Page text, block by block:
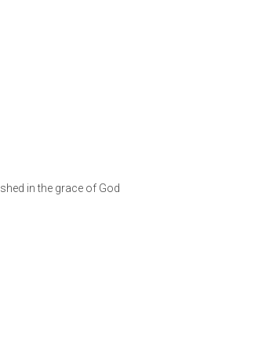
in the grace of God